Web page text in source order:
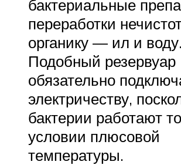
бактериальные
переработки
органику — ил и воду.
Подобный резервуар
обязательно
электричеству,
бактерии работают
условии плюсовой
температуры.